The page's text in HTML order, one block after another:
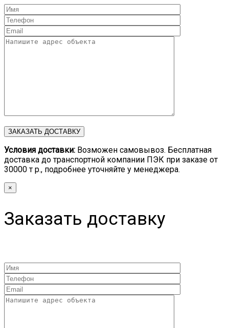
Условия доставки: Возможен самовывоз. Бесплатная
доставка до транспортной компании ПЭК при заказе от
30000 т р., подробнее уточняйте у менеджера.
×
Заказать доставку